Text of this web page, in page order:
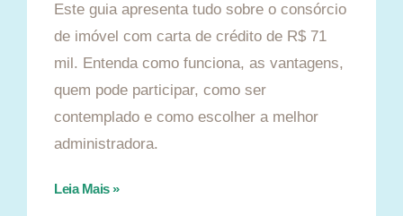
Este guia apresenta tudo sobre o consórcio
de imóvel com carta de crédito de R$ 71
mil. Entenda como funciona, as vantagens,
quem pode participar, como ser
contemplado e como escolher a melhor
administradora.
Leia Mais »